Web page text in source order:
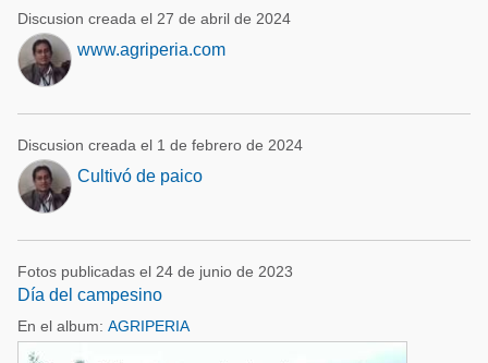
Discusion creada el 27 de abril de 2024
www.agriperia.com
Discusion creada el 1 de febrero de 2024
Cultivó de paico
Fotos publicadas el 24 de junio de 2023
Día del campesino
En el album: AGRIPERIA